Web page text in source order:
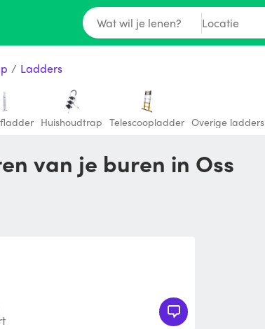
Wat wil je lenen? Locatie
/ Ladders
Huishoudtrap Telescoopladder Overige ladders
van je buren in Oss